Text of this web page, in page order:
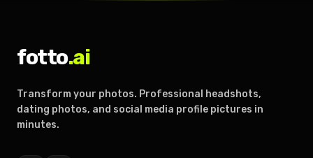
fotto.ai
Transform your photos. Professional headshots,
dating photos, and social media profile pictures in
minutes.